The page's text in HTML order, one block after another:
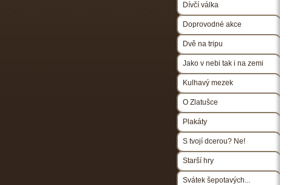
Dívčí válka
Doprovodné akce
Dvě na tripu
Jako v nebi tak i na zemi
Kulhavý mezek
O Zlatušce
Plakáty
S tvojí dcerou? Ne!
Starší hry
Svátek šepotavých...